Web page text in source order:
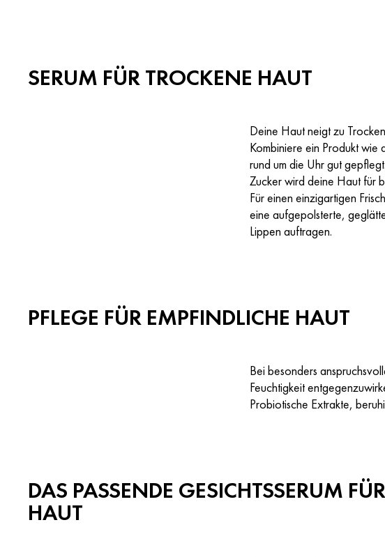
SERUM FÜR TROCKENE HAUT
Deine Haut neigt zu
Kombiniere ein Produkt
rund um die Uhr gut
Zucker wird deine Haut für
Für einen einzigartigen
eine aufgepolsterte,
Lippen auftragen.
PFLEGE FÜR EMPFINDLICHE HAUT
Bei besonders
Feuchtigkeit
Probiotische Extrakte,
DAS PASSENDE GESICHTSSERUM
HAUT